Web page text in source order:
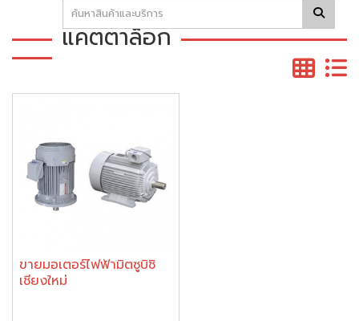
แคตตาล็อก
ขายมอเตอร์ไฟฟ้ามิตซูบิชิ
เชียงใหม่